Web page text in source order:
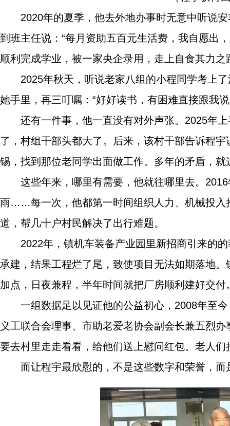
2020年的夏季，他去外地办事时无意中听说
到班主任说：“每月资助五百元生活费，我自愿出
顺利完成学业，被一家央企录用，走上自食其力
2025年秋天，听说老家八组的小程同学考上
她手里，再三叮嘱：“好好读书，有困难直接跟我说
还有一件事，他一直没有对外声张。2025年
了，村组干部头都大了。后来，该村干部告诉程
锡，找到那位老同学出面做工作。多年的矛盾，就
这些年来，哪里有需要，他就往哪里去。
雨……每一次，他都第一时间组织人力、机械投入
道，帮几十户村民解决了出行难题。
2022年，镇机车装备产业园里新招商引来的
承建，结果工程烂了尾，致使项目无法如期落地
加点，日夜兼程，半年时间就把厂房顺利建好交
一组数据足以见证他的公益初心，2008年至
义工联合会理事、市助老爱老协会副会长兼五烈
要去村里走走看看，给他们送上慰问红包。老人
而让程宇最欣慰的，不是这些数字和荣誉，